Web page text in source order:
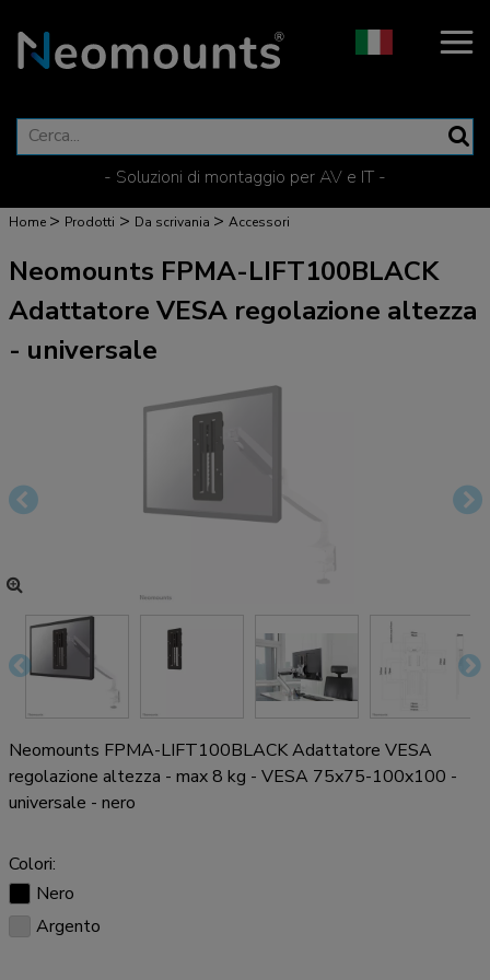
- Soluzioni di montaggio per AV e IT -
Home > Prodotti > Da scrivania > Accessori
Neomounts FPMA-LIFT100BLACK
Adattatore VESA regolazione altezza
- universale
Neomounts FPMA-LIFT100BLACK Adattatore VESA
regolazione altezza - max 8 kg - VESA 75x75-100x100 -
universale - nero
Colori:
Nero
Argento